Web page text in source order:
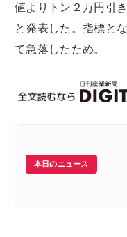
値よりトン２万円引
と発表した。指標と
て急落したため。
本日のニュース